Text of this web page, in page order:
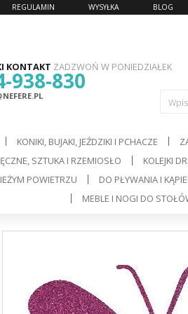
KONTAKT ZADZWOŃ W PONIEDZIAŁEK
938-830
REGULAMIN WYSYŁKA BLOG
KONIKI, BUJAKI, JEŹDZIKI I PCHACZE
SZTUKA I RZEMIOSŁO
KOLEJKI
POWIETRZU
DO PŁYWANIA I
MEBLE I NOGI DO